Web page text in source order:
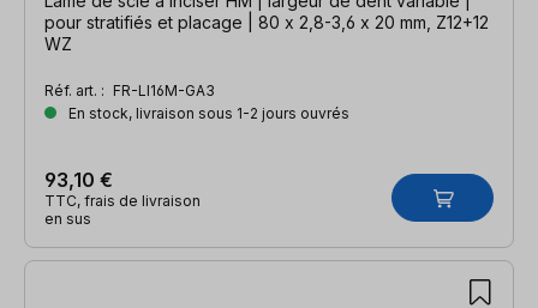
pour stratifiés et placage | 80 x 2,8-3,6 x 20 mm, Z12+12
WZ
Réf. art. : FR-LI16M-GA3
En stock, livraison sous 1-2 jours ouvrés
93,10 €
TTC, frais de livraison
en sus